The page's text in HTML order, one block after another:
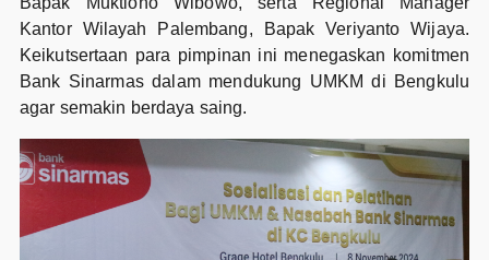
Kantor Wilayah Palembang, Bapak Veriyanto Wijaya.
Keikutsertaan para pimpinan ini menegaskan komitmen
Bank Sinarmas dalam mendukung UMKM di Bengkulu
agar semakin berdaya saing.